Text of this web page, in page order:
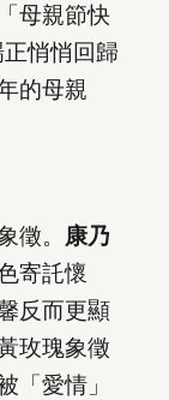
母親節快
悄悄回歸
的母親
徵。 康乃
寄託懷
反而更顯
玫瑰象徵
「愛情」